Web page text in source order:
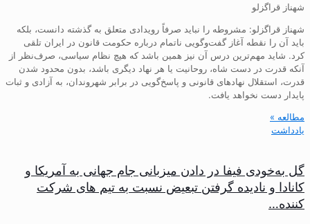
شهناز قراگزلو
شهناز قراگزلو: مشروطه را نباید صرفاً رویدادی متعلق به گذشته دانست، بلکه
باید آن را نقطه آغاز گفت‌وگویی ناتمام درباره حکومت قانون در ایران تلقی
کرد. شاید مهم‌ترین درس آن نیز همین باشد که هیچ نظام سیاسی، صرف‌نظر از
آنکه قدرت در دست شاه، روحانیت یا هر نهاد دیگری باشد، بدون محدود شدن
قدرت، استقلال نهادهای قانونی و پاسخ‌گویی در برابر شهروندان، به آزادی و ثبات
پایدار دست نخواهد یافت.
مطالعه »
یادداشت
گل به‌خودی فیفا در دادن میزبانی جام جهانی به آمریکا و
کانادا و نادیده گرفتن تبعیض نسبت به تیم های شرکت
کننده…